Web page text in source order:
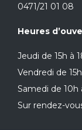
0471/21 01 08
Heures
Jeudi de 15h à
Vendredi de
Samedi de 10h
Sur rendez-